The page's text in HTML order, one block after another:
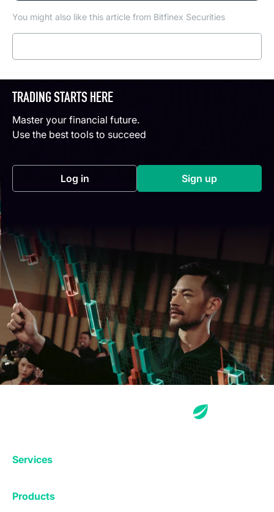
You might also like this article from Bitfinex Securities
TRADING STARTS HERE
Master your financial future.
Use the best tools to succeed
Log in(opens in a new tab) Sign up(opens in a
Services
Products